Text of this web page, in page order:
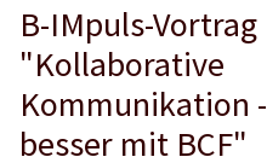
B-IMpuls-Vortrag
"Kollaborative
Kommunikation -
besser mit BCF"